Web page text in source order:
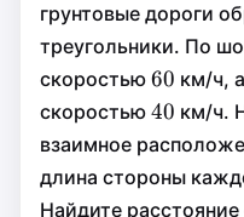
грунтовые дороги
треугольники. По
скоростью 60
60
60 км/ч,
скоростью 40
40
40 км/ч.
взаимное
длина стороны
Найдите